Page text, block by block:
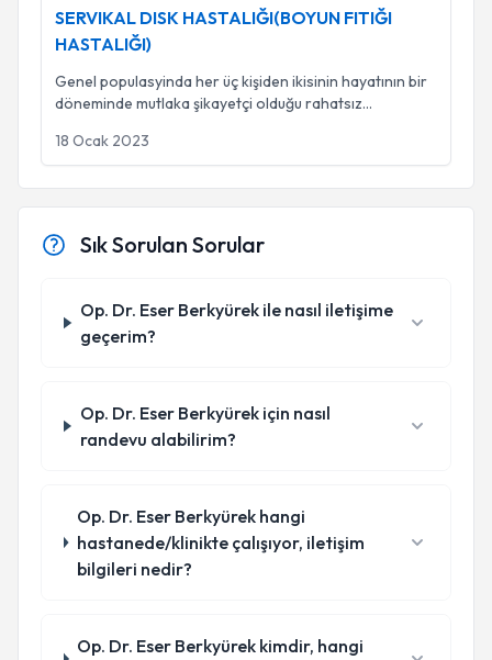
SERVIKAL DISK HASTALIĞI(BOYUN FITIĞI
HASTALIĞI)
Genel populasyinda her üç kişiden ikisinin hayatının bir
döneminde mutlaka şikayetçi olduğu rahatsız...
18 Ocak 2023
Sık Sorulan Sorular
Op. Dr. Eser Berkyürek ile nasıl iletişime
geçerim?
Op. Dr. Eser Berkyürek için nasıl
randevu alabilirim?
Op. Dr. Eser Berkyürek hangi
hastanede/klinikte çalışıyor, iletişim
bilgileri nedir?
Op. Dr. Eser Berkyürek kimdir, hangi